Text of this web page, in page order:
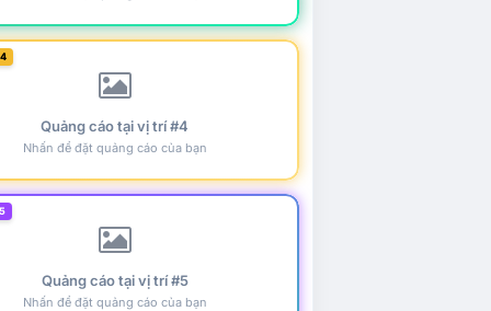
Quảng cáo tại vị trí #4
Nhấn để đặt quảng cáo của bạn
Quảng cáo tại vị trí #5
Nhấn để đặt quảng cáo của bạn